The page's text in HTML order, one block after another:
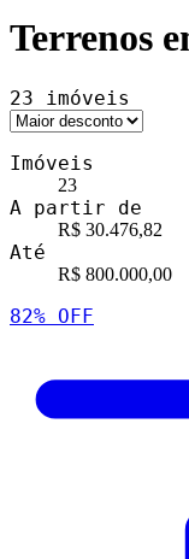
Terrenos
23 imóveis
Imóveis
23
A partir de
R$ 30.476,82
Até
R$ 800.000,00
82% OFF